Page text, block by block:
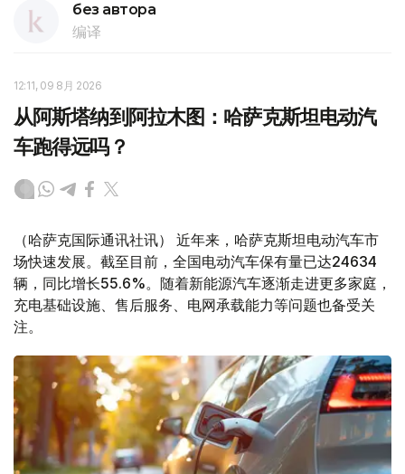
без автора
编译
12:11, 09 8月 2026
从阿斯塔纳到阿拉木图：哈萨克斯坦电动汽
车跑得远吗？
（哈萨克国际通讯社讯） 近年来，哈萨克斯坦电动汽车市
场快速发展。截至目前，全国电动汽车保有量已达24634
辆，同比增长55.6%。随着新能源汽车逐渐走进更多家庭，
充电基础设施、售后服务、电网承载能力等问题也备受关
注。